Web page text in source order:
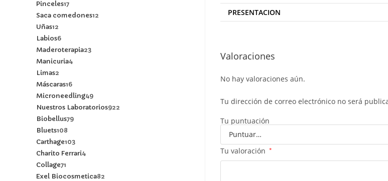
PRESENTACION
Valoraciones
No hay valoraciones aún.
Tu dirección de correo electrónico no será
Tu puntuación
Tu valoración *
Pinceles17
Saca comedones12
Uñas12
Labios6
Maderoterapia23
Manicuria4
Limas2
Máscaras16
Microneedling49
Nuestros Laboratorios922
Biobellus79
Bluets108
Carthage103
Charito Ferrari4
Collage71
Exel Biocosmetica82